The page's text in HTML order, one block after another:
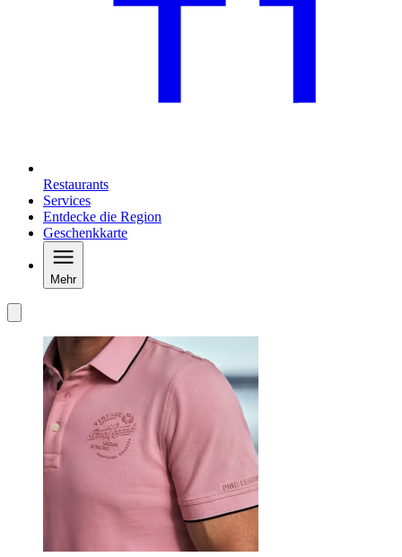
Restaurants
Services
Entdecke die Region
Geschenkkarte
Mehr